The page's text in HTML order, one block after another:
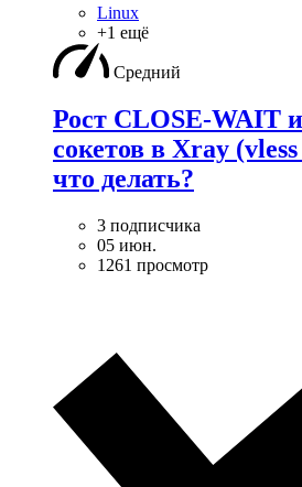
Linux
+1 ещё
Средний
Рост CLOSE-WAIT
сокетов в Xray
что делать?
3 подписчика
05 июн.
1261 просмотр